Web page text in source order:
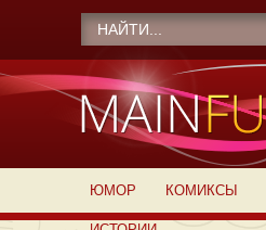
ЮМОР КОМИКСЫ